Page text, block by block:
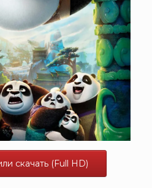
скачать (Full HD)